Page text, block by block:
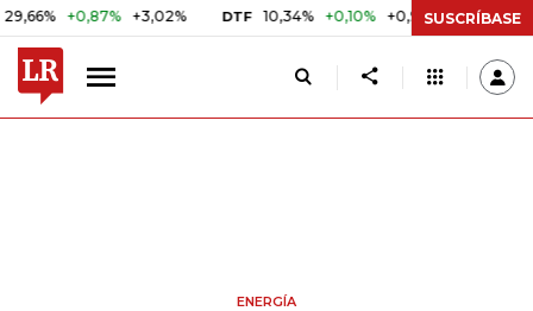
+3,02% DTF 10,34% +0,10% +0,98% UVR $ 416,91 +$
SUSCRÍBASE
ENERGÍA